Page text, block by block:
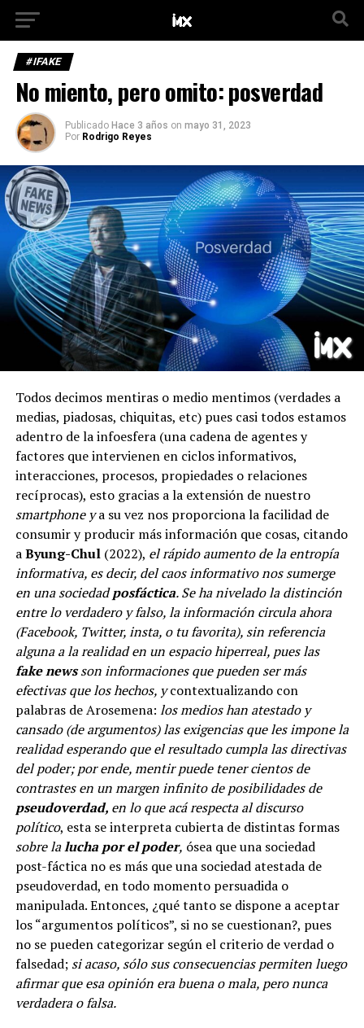
#IFAKE
No miento, pero omito: posverdad
Publicado Hace 3 años on mayo 31, 2023
Por Rodrigo Reyes
Todos decimos mentiras o medio mentimos (verdades a
medias, piadosas, chiquitas, etc) pues casi todos estamos
adentro de la infoesfera (una cadena de agentes y
factores que intervienen en ciclos informativos,
interacciones, procesos, propiedades o relaciones
recíprocas), esto gracias a la extensión de nuestro
smartphone ya su vez nos proporciona la facilidad de
consumir y producir más información que cosas, citando
aByung-Chul(2022), el rápido aumento de la entropía
informativa, es decir, del caos informativo nos sumerge
en una sociedadposfáctica. Se ha nivelado la distinción
entre lo verdadero y falso, la información circula ahora
(Facebook, Twitter, insta, o tu favorita), sin referencia
alguna a la realidad en un espacio hiperreal, pues las
fake newsson informaciones que pueden ser más
efectivas que los hechos, ycontextualizando con
palabras de Arosemena: los medios han atestado y
cansado (de argumentos) las exigencias que les impone la
realidad esperando que el resultado cumpla las directivas
del poder; por ende, mentir puede tener cientos de
contrastes en un margen infinito de posibilidades de
pseudoverdad, en lo que acá respecta al discurso
político, esta se interpreta cubierta de distintas formas
sobre lalucha por el poder, ósea que una sociedad
post-fáctica no es más que una sociedad atestada de
pseudoverdad, en todo momento persuadida o
manipulada. Entonces, ¿qué tanto se dispone a aceptar
los “argumentos políticos”, si no se cuestionan?, pues
no se pueden categorizar según el criterio de verdad o
falsedad; si acaso, sólo sus consecuencias permiten luego
afirmar que esa opinión era buena o mala, pero nunca
verdadera o falsa.